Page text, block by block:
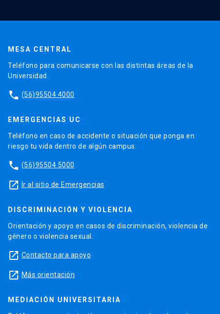
MESA CENTRAL
Teléfono para comunicarse con las distintas áreas de la
Universidad.
phone (56)95504 4000
EMERGENCIAS UC
Teléfono en caso de accidente o situación que ponga en
riesgo tu vida dentro de algún campus.
phone (56)95504 5000
launch Ir al sitio de Emergencias
DISCRIMINACIÓN Y VIOLENCIA
Orientación y apoyo en casos de discriminación, violencia de
género o violencia sexual.
launch Contacto para apoyo
launch Más orientación
MEDIACIÓN UNIVERSITARIA